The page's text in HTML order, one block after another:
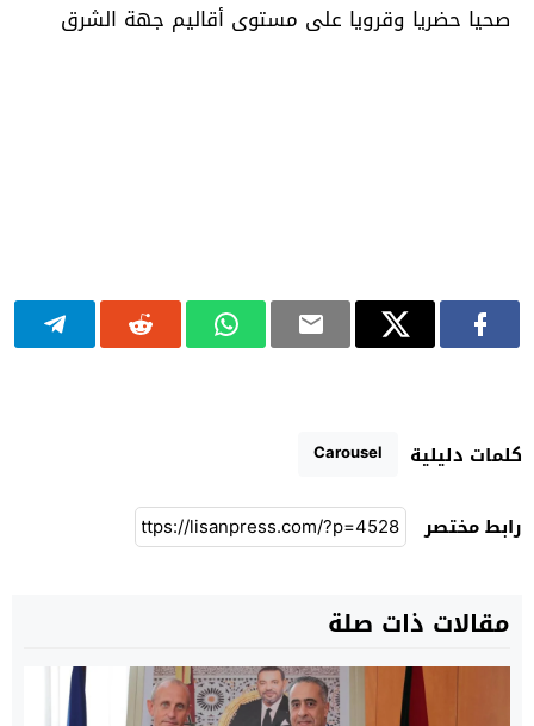
كلمات دليلية Carousel
رابط مختصر
مقالات ذات صلة